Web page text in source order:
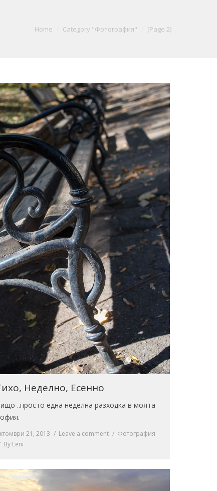
Home Category "Фотография" (Page 2)
Неделно, Есенно
..просто една неделна разходка в моята
21, 2013 Leave a comment
Фотография
By Leni